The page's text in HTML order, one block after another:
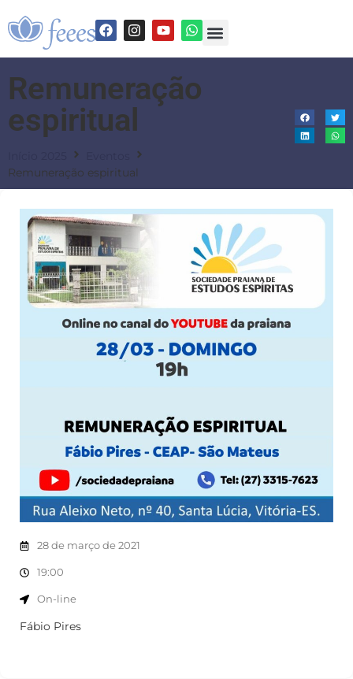
Remuneração
espiritual
Remuneração espiritual
28 de março de 2021
19:00
On-line
Fábio Pires